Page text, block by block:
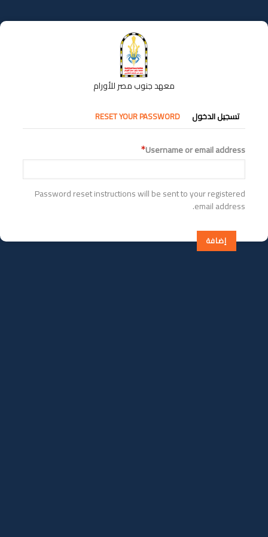
إلى
المحتوى
معهد جنوب مصر للأورام
التبويبات
الأساسية
تسجيل الدخول RESET YOUR PASSWORD
Username or email address
Password reset instructions will be sent to your registered
email address.